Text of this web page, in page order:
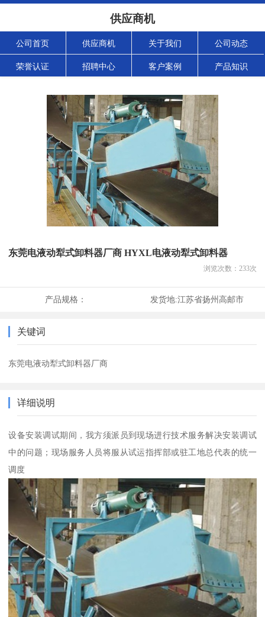
供应商机
公司首页 供应商机 关于我们 公司动态
荣誉认证 招聘中心 客户案例 产品知识
东莞电液动犁式卸料器厂商 HYXL电液动犁式卸料器
浏览次数： 233次
产品规格： 发货地:江苏省扬州高邮市
关键词
东莞电液动犁式卸料器厂商
详细说明
设备安装调试期间，我方须派员到现场进行技术服务解决安装调试
中的问题；现场服务人员将服从试运指挥部或驻工地总代表的统一
调度